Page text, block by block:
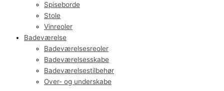
Spiseborde
Stole
Vinreoler
Badeværelse
Badeværelsesreoler
Badeværelsesskabe
Badeværelsestilbehør
Over- og underskabe